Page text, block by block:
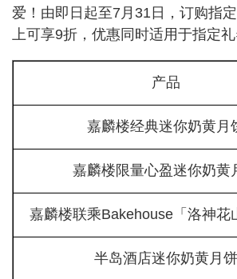
爱！由即日起至7月31日，订购指
上可享9折，优惠同时适用于指定礼
产品
嘉麟楼经典迷你奶黄月
嘉麟楼限量心盈迷你奶黄
嘉麟楼联乘Bakehouse「洛神花
半岛酒店迷你奶黄月饼